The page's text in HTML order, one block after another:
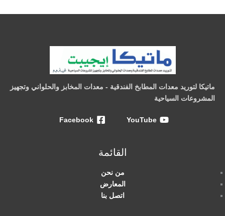
ماتيكا لتوريد معدات المطابخ الفندقية - معدات المخابز والحلواني وتجهيز
المشروعات السياحية
YouTube
Facebook
القائمة
من نحن
المعارض
اتصل بنا